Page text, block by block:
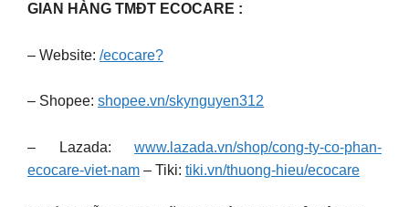
GIAN HÀNG TMĐT ECOCARE :
– Website: /ecocare?
– Shopee: shopee.vn/skynguyen312
– Lazada: www.lazada.vn/shop/cong-ty-co-phan-
ecocare-viet-nam – Tiki: tiki.vn/thuong-hieu/ecocare